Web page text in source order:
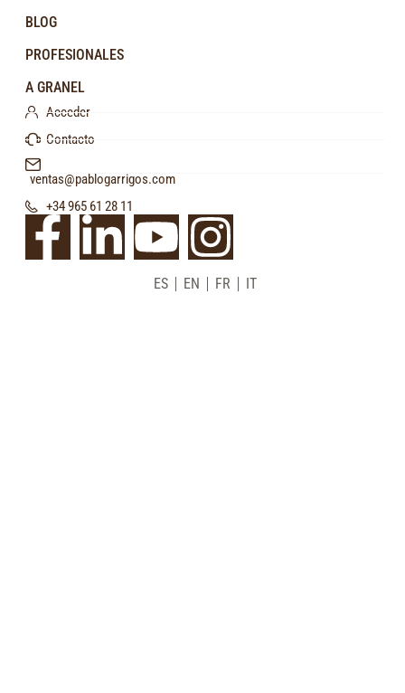
BLOG
PROFESIONALES
A GRANEL
Acceder
Contacto
ventas@pablogarrigos.com
+34 965 61 28 11
ES EN FR IT